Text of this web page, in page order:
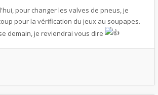
pour changer les valves de pneus, je
pour la vérification du jeux au soupapes.
demain, je reviendrai vous dire